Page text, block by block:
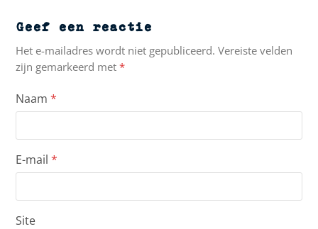
Geef een reactie
Het e-mailadres wordt niet gepubliceerd. Vereiste velden
zijn gemarkeerd met*
Naam*
E-mail*
Site